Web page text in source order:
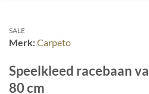
SALE
Merk:Carpeto
Speelkleed racebaan
80 cm